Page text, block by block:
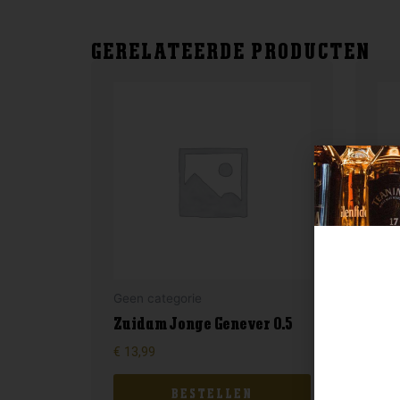
GERELATEERDE PRODUCTEN
Zuidam Jonge Genever 0.5
€ 13,99
BESTELLEN